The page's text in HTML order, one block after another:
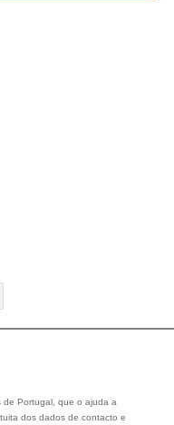
de Portugal, que o ajuda a
dos dados de contacto e